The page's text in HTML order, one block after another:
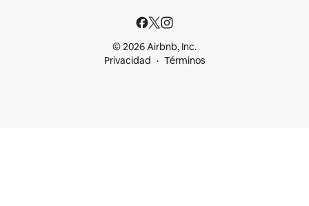
© 2026 Airbnb, Inc.
Privacidad
Términos